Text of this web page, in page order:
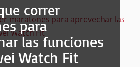
correr
para
las funciones
Watch Fit